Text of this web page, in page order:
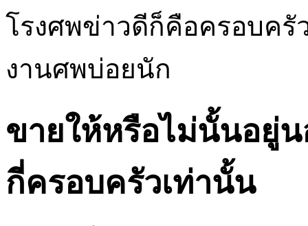
โรงศพข่าวดีก็คือครอบครั
งานศพบ่อยนัก
ขายให้หรือไม่นั้นอยู่น
กี่ครอบครัวเท่านั้น